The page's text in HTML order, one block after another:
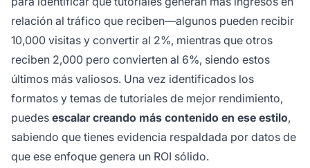
relación al tráfico que reciben—algunos pueden recibir
10,000 visitas y convertir al 2%, mientras que otros
reciben 2,000 pero convierten al 6%, siendo estos
últimos más valiosos. Una vez identificados los
formatos y temas de tutoriales de mejor rendimiento,
puedes escalar creando más contenido en ese estilo,
sabiendo que tienes evidencia respaldada por datos de
que ese enfoque genera un ROI sólido.